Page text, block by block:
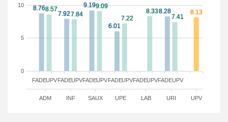
FADE FADE FADE FADE FADE FADE
UPV UPV UPV UPV UPV UPV
ADM INF SAUX UPE LAB URI UPV
0
5
10